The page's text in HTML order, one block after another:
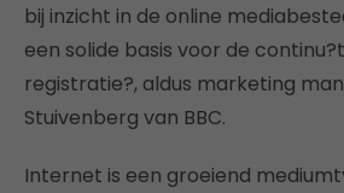
bij inzicht in de online
een solide basis voor de
registratie?, aldus marketing
Stuivenberg van BBC.
Internet is een groeiend